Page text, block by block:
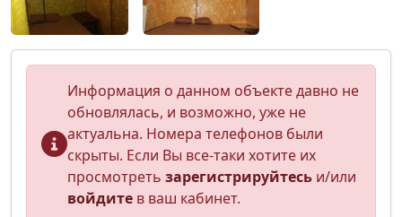
Информация о данном объекте давно не
обновлялась, и возможно, уже не
актуальна. Номера телефонов были
скрыты. Если Вы все-таки хотите их
просмотреть зарегистрируйтесь и/или
войдите в ваш кабинет.